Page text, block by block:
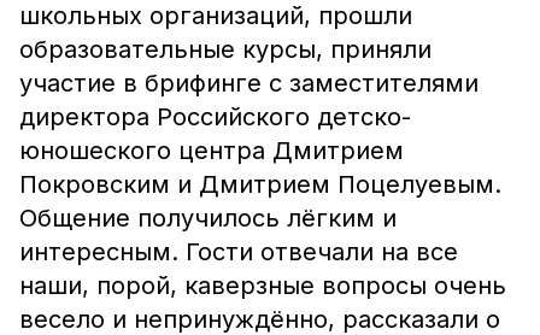
школьных организаций, прошли
образовательные курсы, приняли
участие в брифинге с заместителями
директора Российского детско-
юношеского центра Дмитрием
Покровским и Дмитрием Поцелуевым.
Общение получилось лёгким и
интересным. Гости отвечали на все
наши, порой, каверзные вопросы очень
весело и непринуждённо, рассказали о